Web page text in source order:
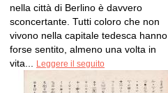
nella città di Berlino è davvero
sconcertante. Tutti coloro che non
vivono nella capitale tedesca hanno
forse sentito, almeno una volta in
vita...
Leggere il seguito